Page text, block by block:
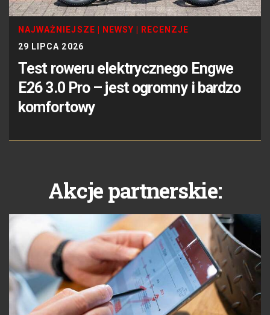
NAJWAŻNIEJSZE NEWSY
RECENZJE
29 LIPCA 2026
Test roweru elektrycznego Engwe
E26 3.0 Pro – jest ogromny i bardzo
komfortowy
Akcje partnerskie: